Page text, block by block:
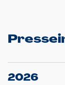
2026